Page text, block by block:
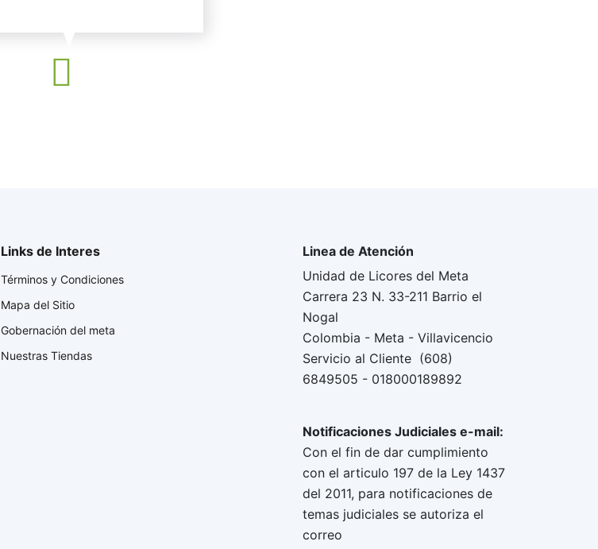
Links de Interes
Términos y Condiciones
Mapa del Sitio
Gobernación del meta
Nuestras Tiendas
Linea de Atención
Unidad de Licores del Meta
Carrera 23 N. 33-211 Barrio el
Nogal
Colombia - Meta - Villavicencio
Servicio al Cliente (608)
6849505 - 018000189892
Notificaciones Judiciales e-mail:
Con el fin de dar cumplimiento
con el articulo 197 de la Ley 1437
del 2011, para notificaciones de
temas judiciales se autoriza el
correo